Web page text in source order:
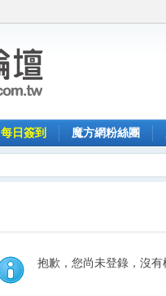
每日簽到 魔方網粉絲團
抱歉，您尚未登錄，沒